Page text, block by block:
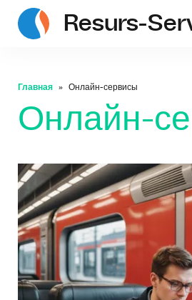
Resurs-
Главная Онлайн-сервисы
Онлайн-